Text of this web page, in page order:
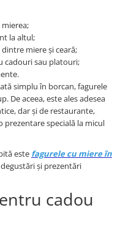
la altul;
miere și ceară;
cadouri sau platouri;
simplu în borcan, fagurele
De aceea, este ales adesea
dar și de restaurante,
prezentare specială la micul
este fagurele cu miere în
și prezentări
cadou